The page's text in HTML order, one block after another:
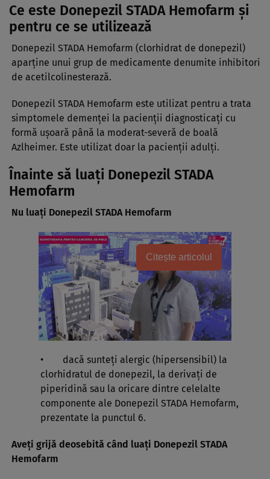
Ce este Donepezil STADA Hemofarm şi
pentru ce se utilizează
Donepezil STADA Hemofarm (clorhidrat de donepezil)
aparţine unui grup de medicamente denumite inhibitori
de acetilcolinesterază.
Donepezil STADA Hemofarm este utilizat pentru a trata
simptomele demenţei la pacienţii diagnosticaţi cu
formă uşoară până la moderat-severă de boală
Azlheimer. Este utilizat doar la pacienţii adulţi.
Înainte să luaţi Donepezil STADA
Hemofarm
Nu luaţi Donepezil STADA Hemofarm
Citește articolul
• dacă sunteţi alergic (hipersensibil) la
clorhidratul de donepezil, la derivaţi de
piperidină sau la oricare dintre celelalte
componente ale Donepezil STADA Hemofarm,
prezentate la punctul 6.
Aveţi grijă deosebită când luaţi Donepezil STADA
Hemofarm